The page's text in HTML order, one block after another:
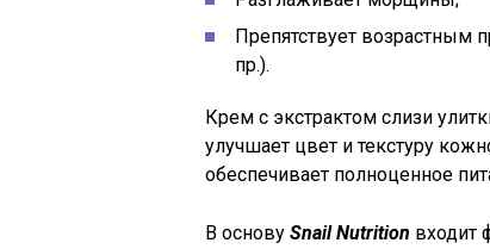
Препятствует возрастным
пр.).
Крем с экстрактом слизи
улучшает цвет и текстуру
обеспечивает полноценное
В основу Snail Nutrition входит